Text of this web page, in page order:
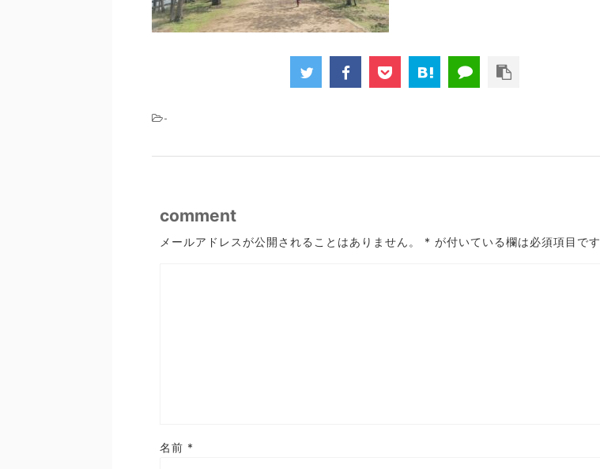
-
comment
メールアドレスが公開されることはありません。 * が付いている欄は必須項目です
名前 *